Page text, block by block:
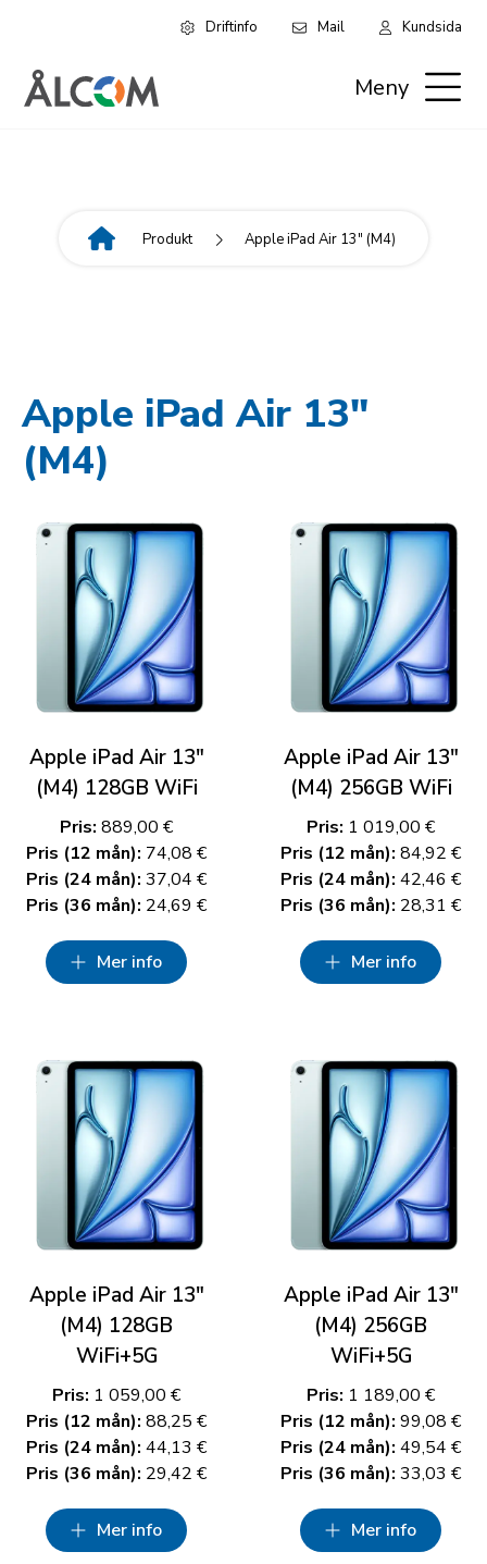
till
huvudinnehåll
Driftinfo Mail Kundsida
Meny
Produkt Apple iPad Air 13" (M4)
Apple iPad Air 13"
(M4)
Apple iPad Air 13"
(M4) 128GB WiFi
Pris: 889,00 €
Pris (12 mån): 74,08 €
Pris (24 mån): 37,04 €
Pris (36 mån): 24,69 €
Mer info
Apple iPad Air 13"
(M4) 256GB WiFi
Pris: 1 019,00 €
Pris (12 mån): 84,92 €
Pris (24 mån): 42,46 €
Pris (36 mån): 28,31 €
Mer info
Apple iPad Air 13"
(M4) 128GB
WiFi+5G
Pris: 1 059,00 €
Pris (12 mån): 88,25 €
Pris (24 mån): 44,13 €
Pris (36 mån): 29,42 €
Mer info
Apple iPad Air 13"
(M4) 256GB
WiFi+5G
Pris: 1 189,00 €
Pris (12 mån): 99,08 €
Pris (24 mån): 49,54 €
Pris (36 mån): 33,03 €
Mer info